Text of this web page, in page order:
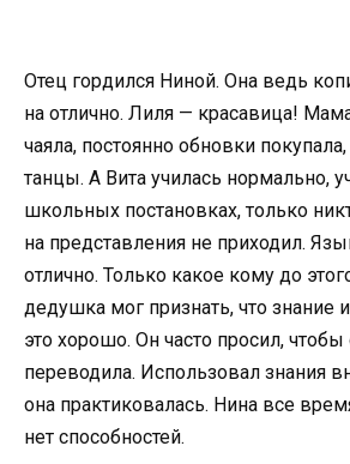
Отец гордился Ниной. Она ведь
на отлично. Лиля — красавица!
чаяла, постоянно обновки
танцы. А Вита училась нормально,
школьных постановках, только
на представления не приходил.
отлично. Только какое кому до
дедушка мог признать, что знание
это хорошо. Он часто просил, чтобы
переводила. Использовал знания
она практиковалась. Нина все
нет способностей.